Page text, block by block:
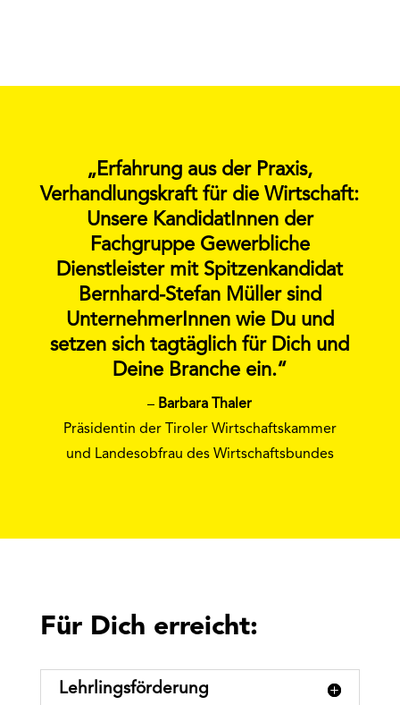
„Erfahrung aus der Praxis,
Verhandlungskraft für die Wirtschaft:
Unsere KandidatInnen der
Fachgruppe Gewerbliche
Dienstleister mit Spitzenkandidat
Bernhard-Stefan Müller sind
UnternehmerInnen wie Du und
setzen sich tagtäglich für Dich und
Deine Branche ein.“
– Barbara Thaler
Präsidentin der Tiroler Wirtschaftskammer
und Landesobfrau des Wirtschaftsbundes
Für Dich erreicht:
Lehrlingsförderung